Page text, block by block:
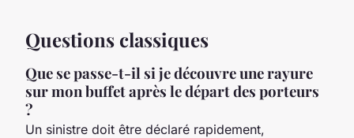
Questions classiques
Que se passe-t-il si je découvre une rayure
sur mon buffet après le départ des porteurs
?
Un sinistre doit être déclaré rapidement,